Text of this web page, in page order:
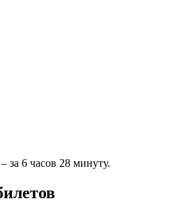
6 часов 28 минуту.